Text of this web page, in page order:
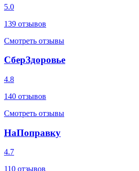
5.0
139 отзывов
Смотреть отзывы
СберЗдоровье
4.8
140 отзывов
Смотреть отзывы
НаПоправку
4.7
110 отзывов